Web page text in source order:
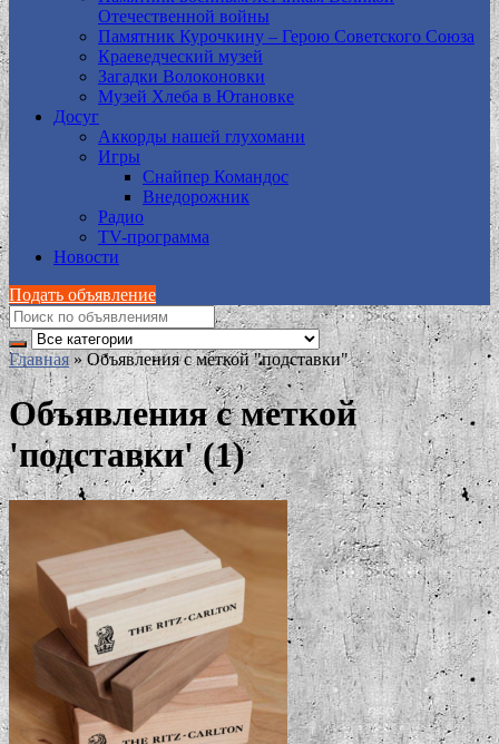
Отечественной войны
Памятник Курочкину – Герою Советского Союза
Краеведческий музей
Загадки Волоконовки
Музей Хлеба в Ютановке
Досуг
Аккорды нашей глухомани
Игры
Снайпер Командос
Внедорожник
Радио
TV-программа
Новости
Подать объявление
Главная » Объявления с меткой "подставки"
Объявления с меткой
'подставки' (1)